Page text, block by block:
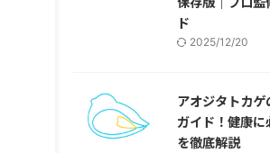
ド
2025/12/20
アオジタトカ
ガイド！健康
を徹底解説